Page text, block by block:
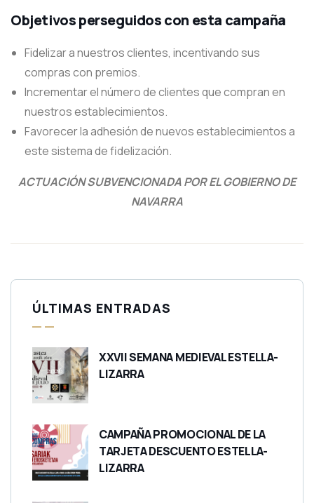
Objetivos perseguidos con esta campaña
Fidelizar a nuestros clientes, incentivando sus
compras con premios.
Incrementar el número de clientes que compran en
nuestros establecimientos.
Favorecer la adhesión de nuevos establecimientos a
este sistema de fidelización.
ACTUACIÓN SUBVENCIONADA POR EL GOBIERNO DE
NAVARRA
ÚLTIMAS ENTRADAS
XXVII SEMANA MEDIEVAL ESTELLA-
LIZARRA
CAMPAÑA PROMOCIONAL DE LA
TARJETA DESCUENTO ESTELLA-
LIZARRA